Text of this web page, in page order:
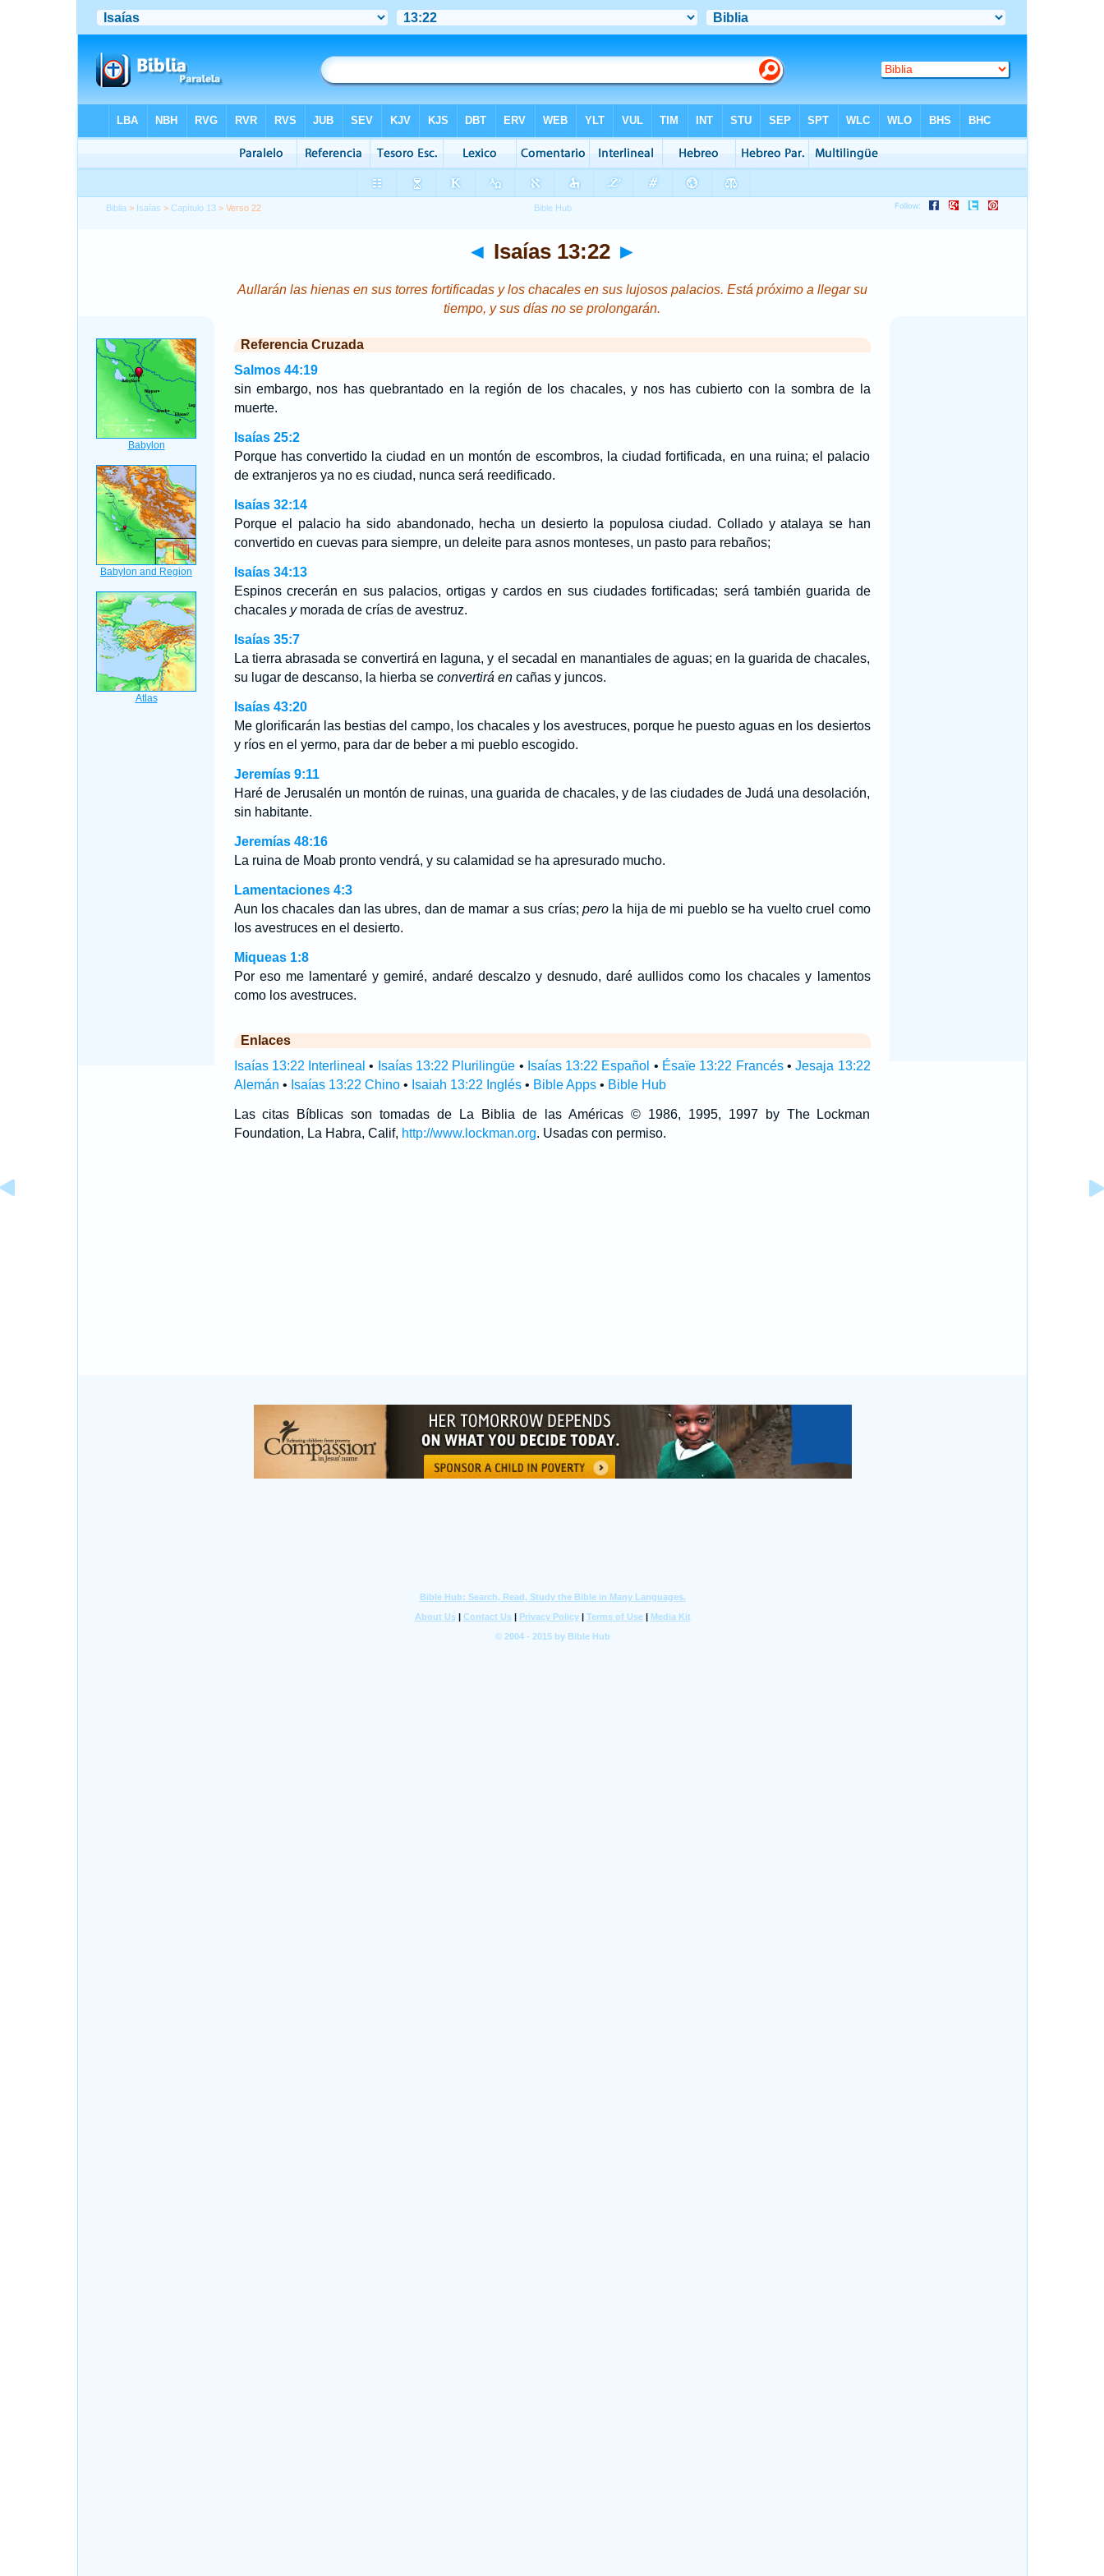
Biblia > Isaías >Capítulo 13 > Verso 22
◄ Isaías 13:22 ►
Aullarán las hienas en sus torres fortificadas y los chacales en sus lujosos palacios. Está próximo a llegar su
tiempo, y sus días no se prolongarán.
Referencia Cruzada
Salmos 44:19
sin embargo, nos has quebrantado en la región de los chacales, y nos has cubierto con la sombra de la
muerte.
Isaías 25:2
Porque has convertido la ciudad en un montón de escombros, la ciudad fortificada, en una ruina; el palacio
de extranjeros ya no es ciudad, nunca será reedificado.
Isaías 32:14
Porque el palacio ha sido abandonado, hecha un desierto la populosa ciudad. Collado y atalaya se han
convertido en cuevas para siempre, un deleite para asnos monteses, un pasto para rebaños;
Isaías 34:13
Espinos crecerán en sus palacios, ortigas y cardos en sus ciudades fortificadas; será también guarida de
chacales ymorada de crías de avestruz.
Isaías 35:7
La tierra abrasada se convertirá en laguna, y el secadal en manantiales de aguas; en la guarida de chacales,
su lugar de descanso, la hierba se convertirá encañas y juncos.
Isaías 43:20
Me glorificarán las bestias del campo, los chacales y los avestruces, porque he puesto aguas en los desiertos
y ríos en el yermo, para dar de beber a mi pueblo escogido.
Jeremías 9:11
Haré de Jerusalén un montón de ruinas, una guarida de chacales, y de las ciudades de Judá una desolación,
sin habitante.
Jeremías 48:16
La ruina de Moab pronto vendrá, y su calamidad se ha apresurado mucho.
Lamentaciones 4:3
Aun los chacales dan las ubres, dan de mamar a sus crías; perola hija de mi pueblo se ha vuelto cruel como
los avestruces en el desierto.
Miqueas 1:8
Por eso me lamentaré y gemiré, andaré descalzo y desnudo, daré aullidos como los chacales y lamentos
como los avestruces.
Enlaces
Isaías 13:22 Interlineal • Isaías 13:22 Plurilingüe • Isaías 13:22 Español • Ésaïe 13:22 Francés•Jesaja 13:22
Alemán • Isaías 13:22 Chino• Isaiah 13:22 Inglés• Bible Apps• Bible Hub
Las citas Bíblicas son tomadas de La Biblia de las Américas © 1986, 1995, 1997 by The Lockman
Foundation, La Habra, Calif, http://www.lockman.org. Usadas con permiso.